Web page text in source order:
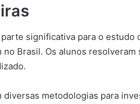
significativa para o
Brasil. Os alunos
diversas metodologias para